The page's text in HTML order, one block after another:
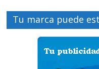
Tu marca puede